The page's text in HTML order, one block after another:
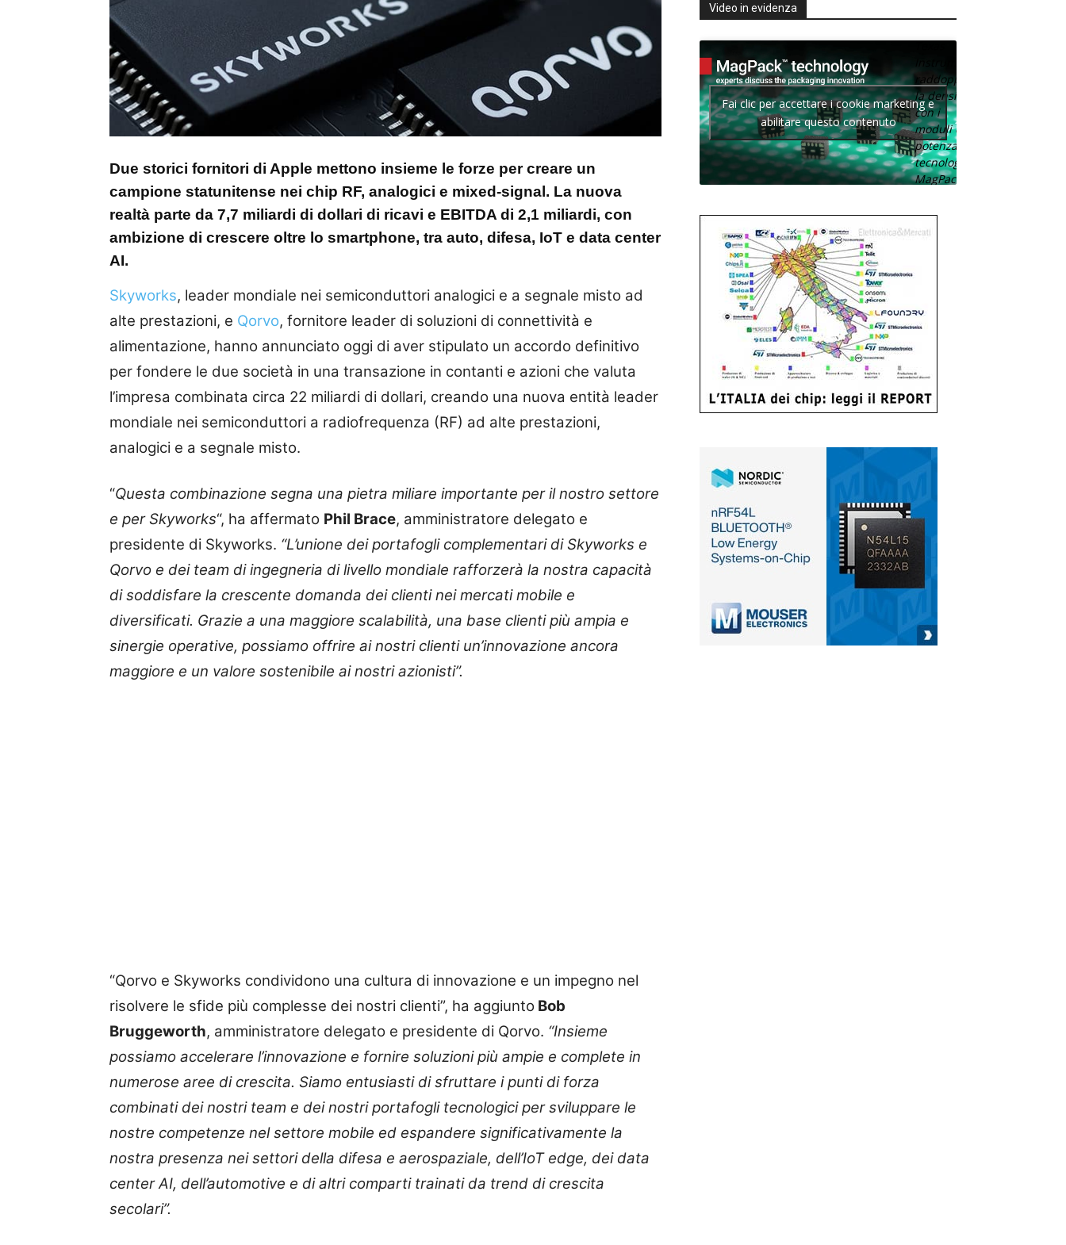
Due storici fornitori di Apple mettono insieme le forze per creare un
campione statunitense nei chip RF, analogici e mixed-signal. La nuova
realtà parte da 7,7 miliardi di dollari di ricavi e EBITDA di 2,1 miliardi, con
ambizione di crescere oltre lo smartphone, tra auto, difesa, IoT e data center
AI.
Skyworks, leader mondiale nei semiconduttori analogici e a segnale misto ad
alte prestazioni, e Qorvo, fornitore leader di soluzioni di connettività e
alimentazione, hanno annunciato oggi di aver stipulato un accordo definitivo
per fondere le due società in una transazione in contanti e azioni che valuta
l’impresa combinata circa 22 miliardi di dollari, creando una nuova entità leader
mondiale nei semiconduttori a radiofrequenza (RF) ad alte prestazioni,
analogici e a segnale misto.
“Questa combinazione segna una pietra miliare importante per il nostro settore
e per Skyworks“, ha affermato Phil Brace, amministratore delegato e
presidente di Skyworks. “L’unione dei portafogli complementari di Skyworks e
Qorvo e dei team di ingegneria di livello mondiale rafforzerà la nostra capacità
di soddisfare la crescente domanda dei clienti nei mercati mobile e
diversificati. Grazie a una maggiore scalabilità, una base clienti più ampia e
sinergie operative, possiamo offrire ai nostri clienti un’innovazione ancora
maggiore e un valore sostenibile ai nostri azionisti”.
“Qorvo e Skyworks condividono una cultura di innovazione e un impegno nel
risolvere le sfide più complesse dei nostri clienti”, ha aggiunto Bob
Bruggeworth, amministratore delegato e presidente di Qorvo. “Insieme
possiamo accelerare l’innovazione e fornire soluzioni più ampie e complete in
numerose aree di crescita. Siamo entusiasti di sfruttare i punti di forza
combinati dei nostri team e dei nostri portafogli tecnologici per sviluppare le
nostre competenze nel settore mobile ed espandere significativamente la
nostra presenza nei settori della difesa e aerospaziale, dell’IoT edge, dei data
center AI, dell’automotive e di altri comparti trainati da trend di crescita
secolari”.
Video in evidenza
Texas
raddoppia
la densità
con i
moduli di
potenza con
tecnologia
MagPack.
Fai clic per accettare i cookie marketing e
abilitare questo contenuto